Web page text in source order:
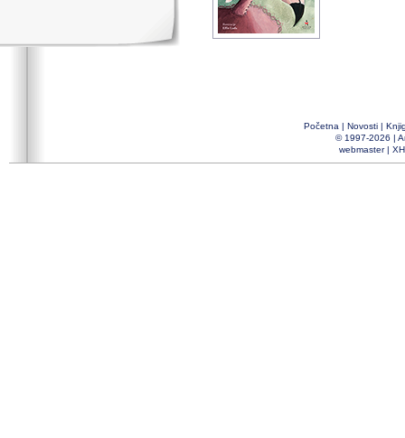
Početna | Novosti |
© 1997-2026 |
webmaster|